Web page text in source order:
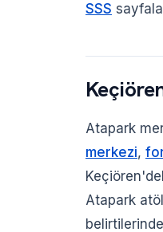
SSS
Atapark
merkezi,
Atapark